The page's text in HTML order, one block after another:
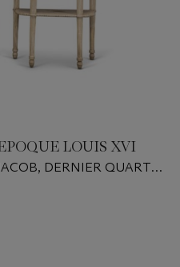
LOUIS XVI
DERNIER QUART